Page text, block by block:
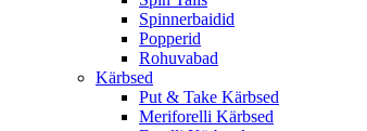
Spinnerbaidid
Popperid
Rohuvabad
Kärbsed
Put & Take Kärbsed
Meriforelli Kärbsed